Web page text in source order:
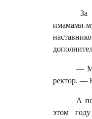
За
имамами-
—
ректор. —
А
этом